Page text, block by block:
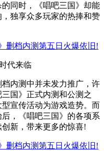
同时，《唱吧三国》却能
独享众多玩家的热捧和赞
代来临
内测中并未发力推广，许
国》正式内测和公测之
宣传活动为游戏造势。而
，《唱吧三国》的各项系
新，带来更多的惊喜!